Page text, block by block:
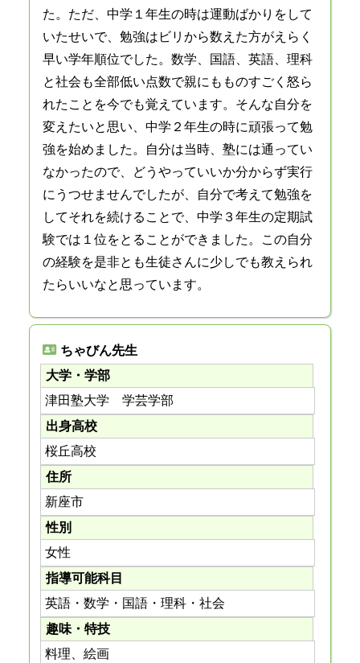
た。ただ、中学１年生の時は運動ばかりをして
いたせいで、勉強はビリから数えた方がえらく
早い学年順位でした。数学、国語、英語、理科
と社会も全部低い点数で親にもものすごく怒ら
れたことを今でも覚えています。そんな自分を
変えたいと思い、中学２年生の時に頑張って勉
強を始めました。自分は当時、塾には通ってい
なかったので、どうやっていいか分からず実行
にうつせませんでしたが、自分で考えて勉強を
してそれを続けることで、中学３年生の定期試
験では１位をとることができました。この自分
の経験を是非とも生徒さんに少しでも教えられ
たらいいなと思っています。
ちゃびん先生
大学・学部
津田塾大学 学芸学部
出身高校
桜丘高校
住所
新座市
性別
女性
指導可能科目
英語・数学・国語・理科・社会
趣味・特技
料理、絵画